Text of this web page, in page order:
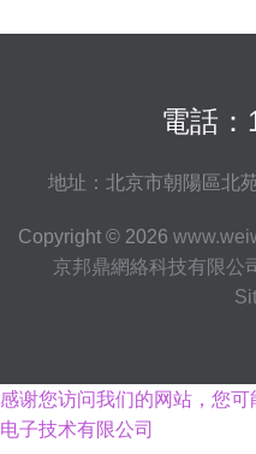
電話：
地址：北京市朝陽區北
Copyright © 2026
京邦鼎網絡科技有限公
感谢您访问我们的网站，您
电子技术有限公司